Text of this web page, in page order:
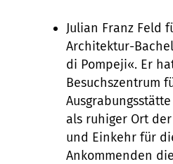
Julian Franz Feld
Architektur-
di Pompeji«. Er
Besuchszentrum
als ruhiger Ort
und Einkehr für
Ankommenden